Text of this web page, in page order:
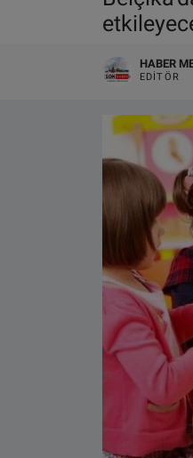
HABER
EDITÖR
VIDEO GALERİ
ALGEMENE
CONTACT
Çerez Politikası